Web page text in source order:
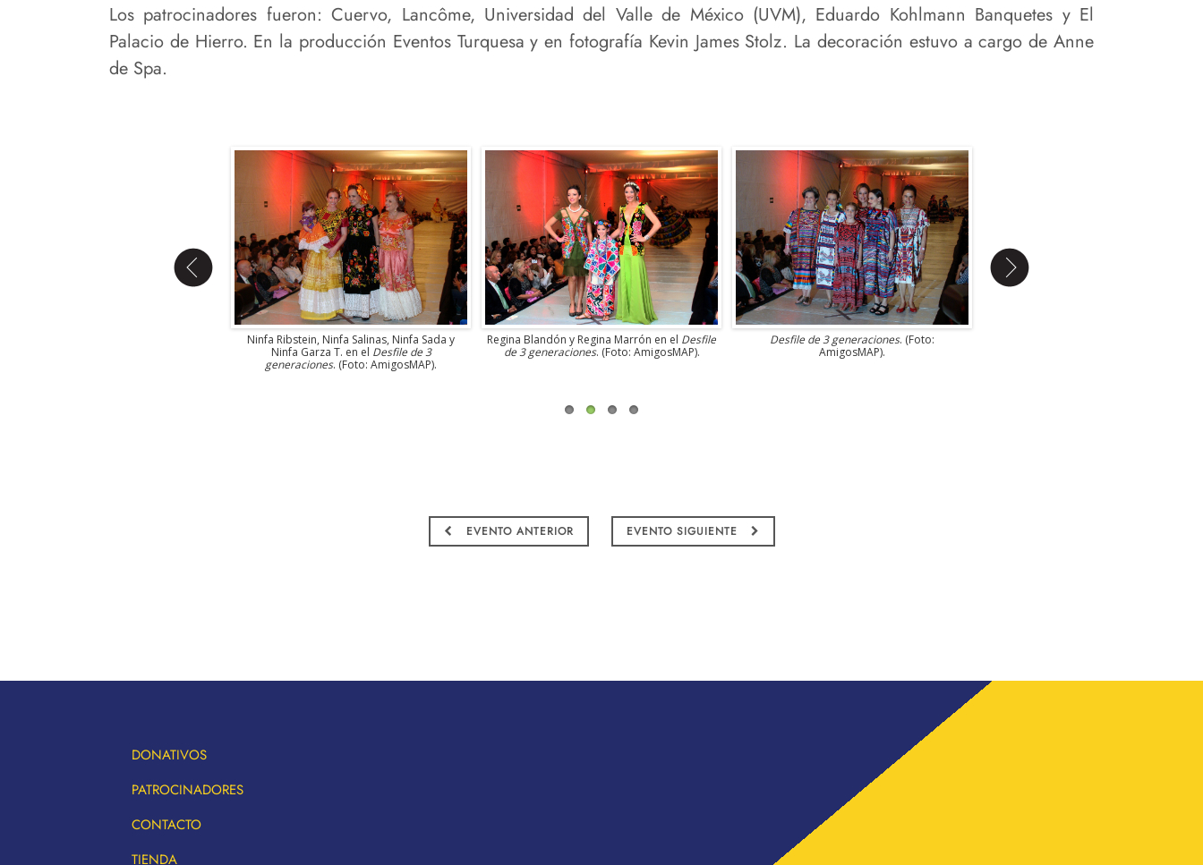
Los patrocinadores fueron: Cuervo, Lancôme, Universidad del Valle de México (UVM), Eduardo Kohlmann Banquetes y El
Palacio de Hierro. En la producción Eventos Turquesa y en fotografía Kevin James Stolz. La decoración estuvo a cargo de Anne
de Spa.
Ninfa Ribstein, Ninfa Salinas, Ninfa Sada y
Ninfa Garza T. en el Desfile de 3
generaciones. (Foto: AmigosMAP).
Regina Blandón y Regina Marrón en el Desfile
de 3 generaciones. (Foto: AmigosMAP).
Desfile de 3 generaciones. (Foto:
AmigosMAP).
EVENTO ANTERIOR EVENTO SIGUIENTE
DONATIVOS
PATROCINADORES
CONTACTO
TIENDA